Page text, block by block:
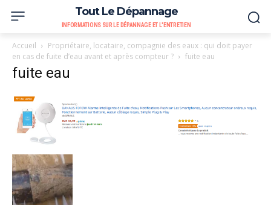
Tout Le Dépannage
INFORMATIONS SUR LE DÉPANNAGE ET L'ENTRETIEN
Accueil
Propriétaire, locataire, compagnie des eaux : qui doit payer
en cas de fuite d’eau avant et après compteur ?
fuite eau
fuite eau